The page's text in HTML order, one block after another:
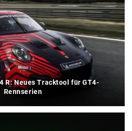
R: Neues Tracktool für GT4-
Rennserien